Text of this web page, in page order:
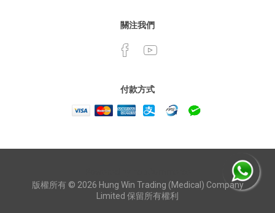
關注我們
付款方式
版權所有 © 2026 Hung Win Trading (Medical) Company
Limited 保留所有權利